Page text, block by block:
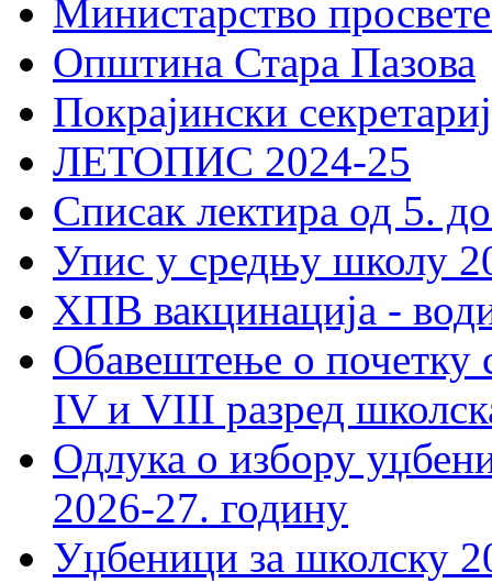
Министарство
Општина Стара Пазова
Покрајински
ЛЕТОПИС 2024-25
Списак лектира од 5.
Упис у средњу школу
ХПВ вакцинација -
Обавештење о почетку
IV и VIII разред
Одлука о избору
2026-27. годину
Уџбеници за школску